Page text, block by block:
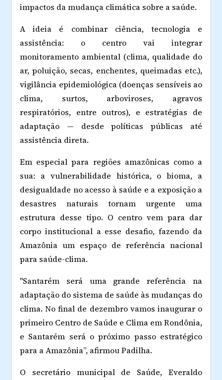
impactos da mudança climática sobre a saúde.
A ideia é combinar ciência, tecnologia e
assistência: o centro vai integrar
monitoramento ambiental (clima, qualidade do
ar, poluição, secas, enchentes, queimadas etc.),
vigilância epidemiológica (doenças sensíveis ao
clima, surtos, arboviroses, agravos
respiratórios, entre outros), e estratégias de
adaptação — desde políticas públicas até
assistência direta.
Em especial para regiões amazônicas como a
sua: a vulnerabilidade histórica, o bioma, a
desigualdade no acesso à saúde e a exposição a
desastres naturais tornam urgente uma
estrutura desse tipo. O centro vem para dar
corpo institucional a esse desafio, fazendo da
Amazônia um espaço de referência nacional
para saúde-clima.
"Santarém será uma grande referência na
adaptação do sistema de saúde às mudanças do
clima. No final de dezembro vamos inaugurar o
primeiro Centro de Saúde e Clima em Rondônia,
e Santarém será o próximo passo estratégico
para a Amazônia”, afirmou Padilha.
O secretário municipal de Saúde, Everaldo